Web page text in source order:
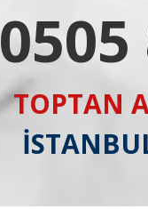
0505
TOPTAN